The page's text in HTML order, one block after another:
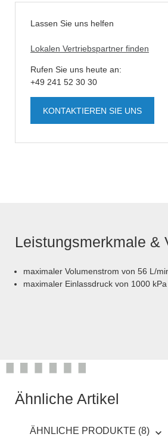
Lassen Sie uns helfen
Lokalen Vertriebspartner finden
Rufen Sie uns heute an:
+49 241 52 30 30
KONTAKTIEREN SIE UNS
Leistungsmerkmale &
maximaler Volumenstrom von 56 L/
maximaler Einlassdruck von 1000
Ähnliche Artikel
ÄHNLICHE PRODUKTE (8)